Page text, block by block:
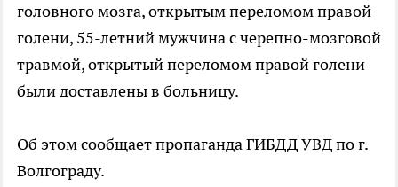
головного мозга, открытым переломом правой
голени, 55-летний мужчина с черепно-мозговой
травмой, открытый переломом правой голени
были доставлены в больницу.
Об этом сообщает пропаганда ГИБДД УВД по г.
Волгограду.